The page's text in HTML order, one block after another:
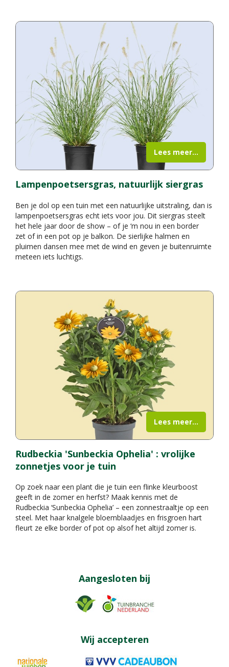
Lampenpoetsersgras, natuurlijk siergras
Ben je dol op een tuin met een natuurlijke uitstraling, dan is
lampenpoetsersgras echt iets voor jou. Dit siergras steelt
het hele jaar door de show – of je ‘m nou in een border
zet of in een pot op je balkon. De sierlijke halmen en
pluimen dansen mee met de wind en geven je buitenruimte
meteen iets luchtigs.
Lees meer...
Rudbeckia 'Sunbeckia Ophelia' : vrolijke
zonnetjes voor je tuin
Op zoek naar een plant die je tuin een flinke kleurboost
geeft in de zomer en herfst? Maak kennis met de
Rudbeckia ‘Sunbeckia Ophelia’ – een zonnestraaltje op een
steel. Met haar knalgele bloemblaadjes en frisgroen hart
fleurt ze elke border of pot op alsof het altijd zomer is.
Lees meer...
Aangesloten bij
Wij accepteren